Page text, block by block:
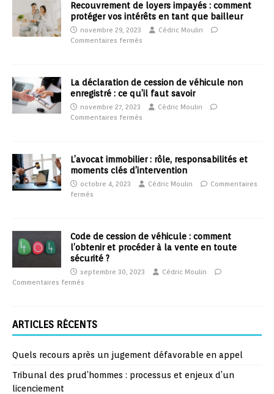
Recouvrement de loyers impayés : comment
protéger vos intérêts en tant que bailleur
novembre 29, 2023
Cédric Moulin
Commentaires fermés
La déclaration de cession de véhicule non
enregistré : ce qu’il faut savoir
novembre 27, 2023
Cédric Moulin
Commentaires fermés
L’avocat immobilier : rôle, responsabilités et
moments clés d’intervention
octobre 4, 2023 Cédric Moulin
Commentaires
fermés
Code de cession de véhicule : comment
l’obtenir et procéder à la vente en toute
sécurité ?
septembre 30, 2023
Cédric Moulin
Commentaires fermés
ARTICLES RÉCENTS
Quels recours après un jugement défavorable en appel
Tribunal des prud’hommes : processus et enjeux d’un
licenciement